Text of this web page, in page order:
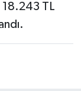
18.243 TL